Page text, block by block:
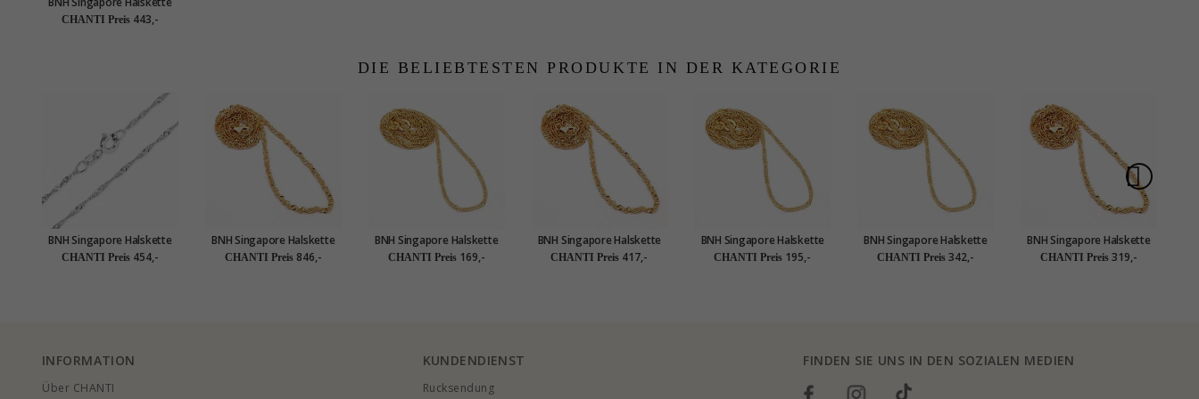
aus 14 Karat Gold 55 cm x
CHANTI Preis 443,-
DIE BELIEBTESTEN PRODUKTE IN DER KATEGORIE
BNH Singapore Halskette
aus 14 Karat Weißgold 45
CHANTI Preis 454,-
BNH Singapore Halskette
aus 14 Karat Gold 55 cm x
CHANTI Preis 846,-
BNH Singapore Halskette
aus 8 Karat Gold 38 cm x
CHANTI Preis 169,-
BNH Singapore Halskette
aus 8 Karat Gold 50 cm x
CHANTI Preis 417,-
BNH Singapore Halskette
aus 8 Karat Gold 42 cm x
CHANTI Preis 195,-
BNH Singapore Halskette
aus 14 Karat Gold 42 cm x
CHANTI Preis 342,-
BNH Singapore Halskette
aus 8 Karat Gold 38 cm x
CHANTI Preis 319,-
INFORMATION
Über CHANTI
KUNDENDIENST
Rucksendung
FINDEN SIE UNS IN DEN SOZIALEN MEDIEN